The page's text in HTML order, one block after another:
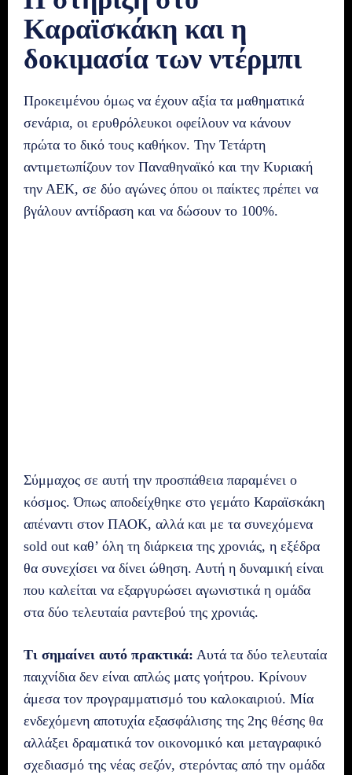
Καραϊσκάκη και η
δοκιμασία των ντέρμπι
Προκειμένου όμως να έχουν αξία τα μαθηματικά
σενάρια, οι ερυθρόλευκοι οφείλουν να κάνουν
πρώτα το δικό τους καθήκον. Την Τετάρτη
αντιμετωπίζουν τον Παναθηναϊκό και την Κυριακή
την ΑΕΚ, σε δύο αγώνες όπου οι παίκτες πρέπει να
βγάλουν αντίδραση και να δώσουν το 100%.
Σύμμαχος σε αυτή την προσπάθεια παραμένει ο
κόσμος. Όπως αποδείχθηκε στο γεμάτο Καραϊσκάκη
απέναντι στον ΠΑΟΚ, αλλά και με τα συνεχόμενα
sold out καθ’ όλη τη διάρκεια της χρονιάς, η εξέδρα
θα συνεχίσει να δίνει ώθηση. Αυτή η δυναμική είναι
που καλείται να εξαργυρώσει αγωνιστικά η ομάδα
στα δύο τελευταία ραντεβού της χρονιάς.
Τι σημαίνει αυτό πρακτικά: Αυτά τα δύο τελευταία
παιχνίδια δεν είναι απλώς ματς γοήτρου. Κρίνουν
άμεσα τον προγραμματισμό του καλοκαιριού. Μία
ενδεχόμενη αποτυχία εξασφάλισης της 2ης θέσης θα
αλλάξει δραματικά τον οικονομικό και μεταγραφικό
σχεδιασμό της νέας σεζόν, στερόντας από την ομάδα